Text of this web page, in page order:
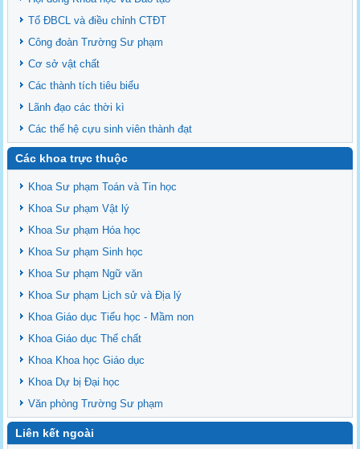
Tổ ĐBCL và điều chỉnh CTĐT
Công đoàn Trường Sư phạm
Cơ sở vật chất
Các thành tích tiêu biểu
Lãnh đạo các thời kì
Các thế hệ cựu sinh viên thành đạt
Các khoa trực thuộc
Khoa Sư phạm Toán và Tin học
Khoa Sư phạm Vật lý
Khoa Sư phạm Hóa học
Khoa Sư phạm Sinh học
Khoa Sư phạm Ngữ văn
Khoa Sư phạm Lịch sử và Địa lý
Khoa Giáo dục Tiểu học - Mầm non
Khoa Giáo dục Thể chất
Khoa Khoa học Giáo dục
Khoa Dự bị Đại học
Văn phòng Trường Sư phạm
Liên kết ngoài